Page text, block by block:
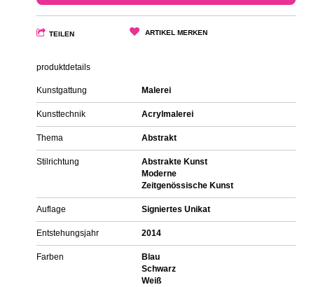
TEILEN ARTIKEL MERKEN
produktdetails
Kunstgattung Malerei
Kunsttechnik Acrylmalerei
Thema Abstrakt
Stilrichtung
Abstrakte Kunst
Moderne
Zeitgenössische Kunst
Auflage Signiertes Unikat
Entstehungsjahr 2014
Farben
Blau
Schwarz
Weiß